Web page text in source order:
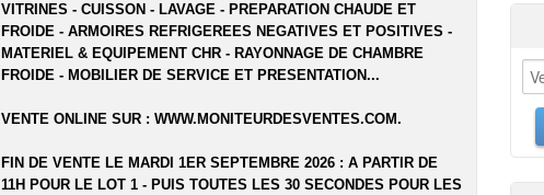
VITRINES - CUISSON - LAVAGE - PREPARATION CHAUDE ET
FROIDE - ARMOIRES REFRIGEREES NEGATIVES ET POSITIVES -
MATERIEL & EQUIPEMENT CHR - RAYONNAGE DE CHAMBRE
FROIDE - MOBILIER DE SERVICE ET PRESENTATION...
VENTE ONLINE SUR :WWW.MONITEURDESVENTES.COM.
FIN DE VENTE LE MARDI 1ER SEPTEMBRE 2026 : A PARTIR DE
11H POUR LE LOT 1 - PUIS TOUTES LES 30 SECONDES POUR LES